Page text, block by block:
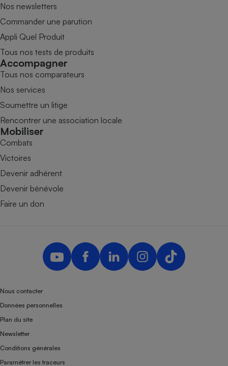
Nos newsletters
Commander une parution
Appli Quel Produit
Tous nos tests de produits
Accompagner
Tous nos comparateurs
Nos services
Soumettre un litige
Rencontrer une association locale
Mobiliser
Combats
Victoires
Devenir adhérent
Devenir bénévole
Faire un don
Nous contacter
Données personnelles
Plan du site
Newsletter
Conditions générales
Paramétrer les traceurs